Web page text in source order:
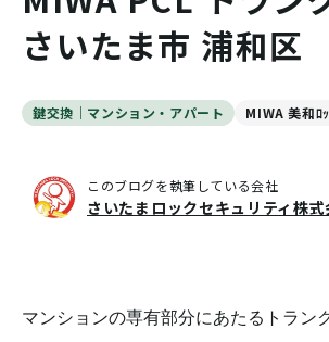
さいたま市 浦和区
鍵交換｜マンション・アパート MIWA 美和ﾛ
このブログを執筆している会社
さいたまロックセキュリティ株式
マンションの専有部分にあたるトラン